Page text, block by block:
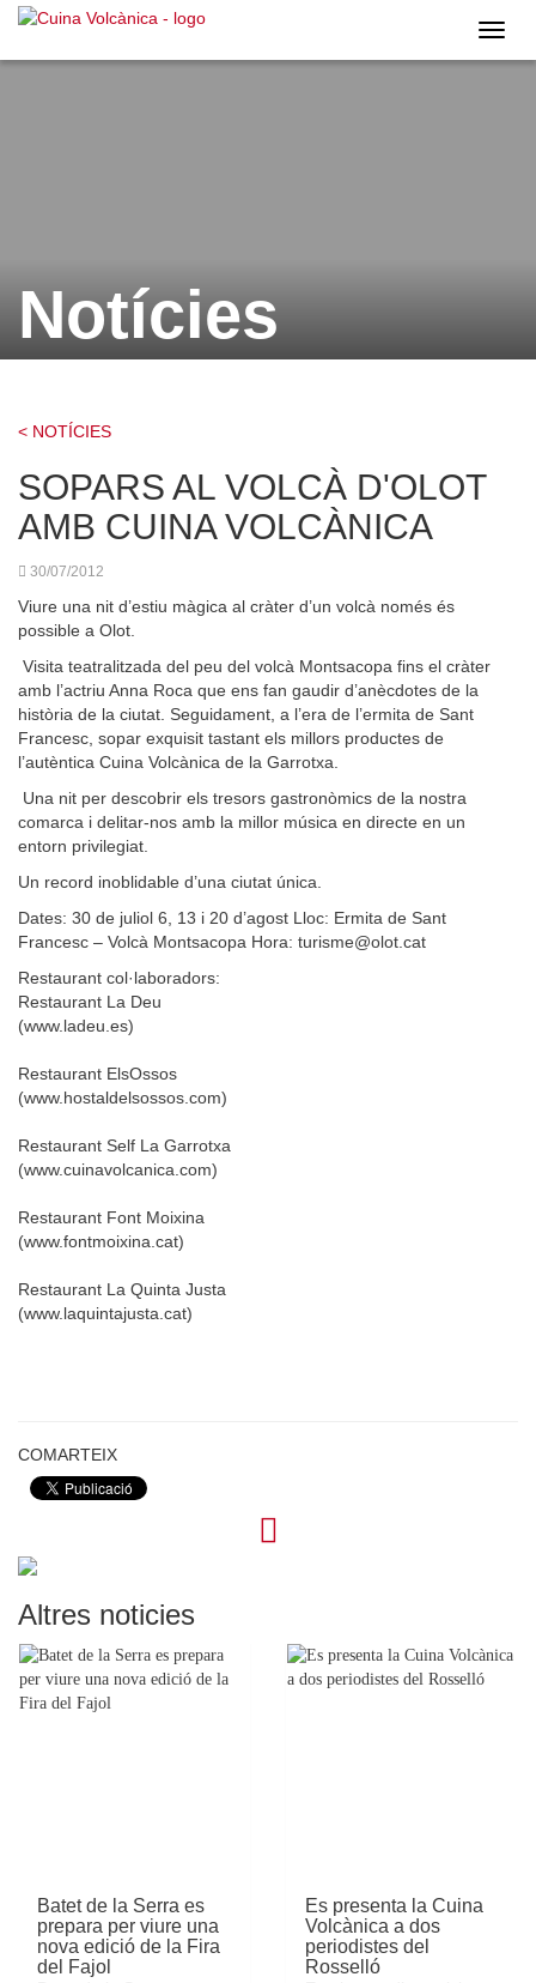
Cuina
Notícies
< NOTÍCIES
SOPARS AL VOLCÀ D'OLOT
AMB CUINA VOLCÀNICA
30/07/2012
Viure una nit d’estiu màgica al cràter d’un volcà només és
possible a Olot.
Visita teatralitzada del peu del volcà Montsacopa fins el cràter
amb l’actriu Anna Roca que ens fan gaudir d’anècdotes de la
història de la ciutat. Seguidament, a l’era de l’ermita de Sant
Francesc, sopar exquisit tastant els millors productes de
l’autèntica Cuina Volcànica de la Garrotxa.
Una nit per descobrir els tresors gastronòmics de la nostra
comarca i delitar-nos amb la millor música en directe en un
entorn privilegiat.
Un record inoblidable d’una ciutat única.
Dates: 30 de juliol 6, 13 i 20 d’agost Lloc: Ermita de Sant
Francesc – Volcà Montsacopa Hora: turisme@olot.cat
Restaurant col·laboradors:
Restaurant La Deu
(www.ladeu.es)
Restaurant ElsOssos
(www.hostaldelsossos.com)
Restaurant Self La Garrotxa
(www.cuinavolcanica.com)
Restaurant Font Moixina
(www.fontmoixina.cat)
Restaurant La Quinta Justa
(www.laquintajusta.cat)
COMARTEIX
Altres noticies
Batet de la Serra es
prepara per viure una
nova edició de la Fira
del Fajol
Es presenta la Cuina
Volcànica a dos
periodistes del
Rosselló